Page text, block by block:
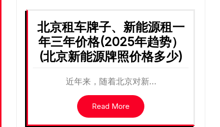
北京租车牌子、新能源租一
年三年价格(2025年趋势）
(北京新能源牌照价格多少)
近年来，随着北京对新…
Read More